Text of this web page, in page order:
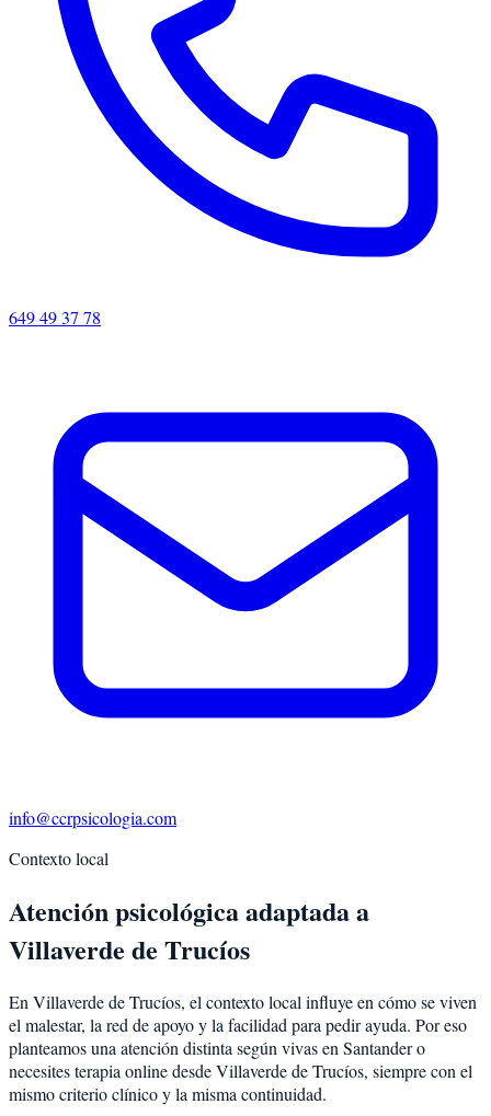
649 49 37 78
info@ccrpsicologia.com
Contexto local
Atención psicológica adaptada a
Villaverde de Trucíos
En Villaverde de Trucíos, el contexto local influye en cómo se viven
el malestar, la red de apoyo y la facilidad para pedir ayuda. Por eso
planteamos una atención distinta según vivas en Santander o
necesites terapia online desde Villaverde de Trucíos, siempre con el
mismo criterio clínico y la misma continuidad.